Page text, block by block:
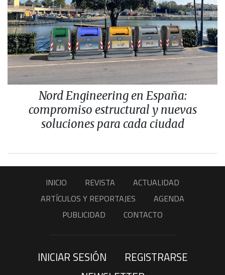
Nord Engineering en España:
compromiso estructural y nuevas
soluciones para cada ciudad
INICIO REVISTA
ACTUALIDAD
ARTÍCULOS Y REPORTAJES
AGENDA
PUBLICIDAD
CONTACTO
INICIAR SESIÓN
REGISTRARSE